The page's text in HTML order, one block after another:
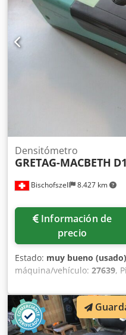
Bischofszell 8.427 km
Densitómetro
GRETAG-MACBETH
Información de
precio
Estado: muy bueno (usado)
máquina/vehículo: 27639,